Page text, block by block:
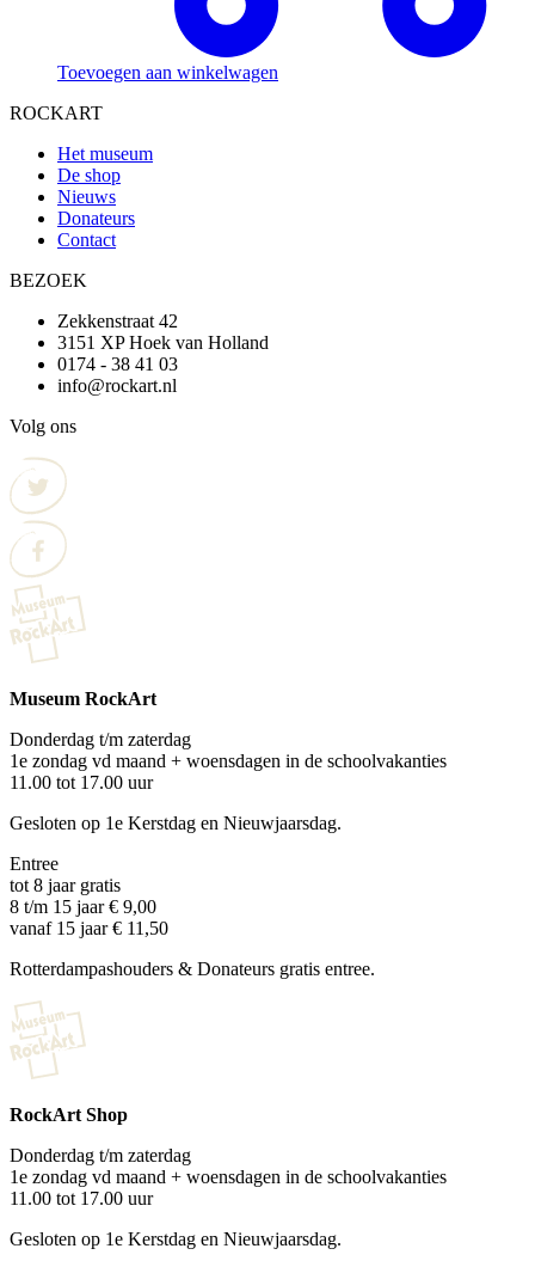
Toevoegen aan winkelwagen
ROCKART
Het museum
De shop
Nieuws
Donateurs
Contact
BEZOEK
Zekkenstraat 42
3151 XP Hoek van Holland
0174 - 38 41 03
info@rockart.nl
Volg ons
Museum RockArt
Donderdag t/m zaterdag
1e zondag vd maand + woensdagen in de schoolvakanties
11.00 tot 17.00 uur
Gesloten op 1e Kerstdag en Nieuwjaarsdag.
Entree
tot 8 jaar gratis
8 t/m 15 jaar € 9,00
vanaf 15 jaar € 11,50
Rotterdampashouders & Donateurs gratis entree.
RockArt Shop
Donderdag t/m zaterdag
1e zondag vd maand + woensdagen in de schoolvakanties
11.00 tot 17.00 uur
Gesloten op 1e Kerstdag en Nieuwjaarsdag.